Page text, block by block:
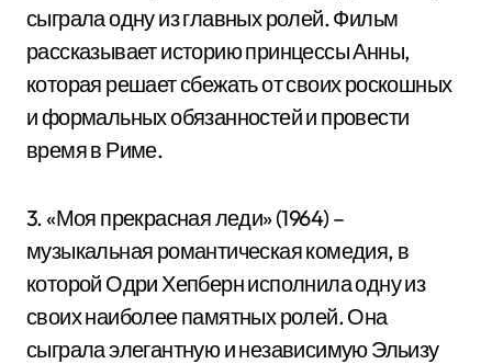
сыграла одну из главных ролей. Фильм
рассказывает историю принцессы Анны,
которая решает сбежать от своих роскошных
и формальных обязанностей и провести
время в Риме.
3. «Моя прекрасная леди» (1964) –
музыкальная романтическая комедия, в
которой Одри Хепберн исполнила одну из
своих наиболее памятных ролей. Она
сыграла элегантную и независимую Эльизу